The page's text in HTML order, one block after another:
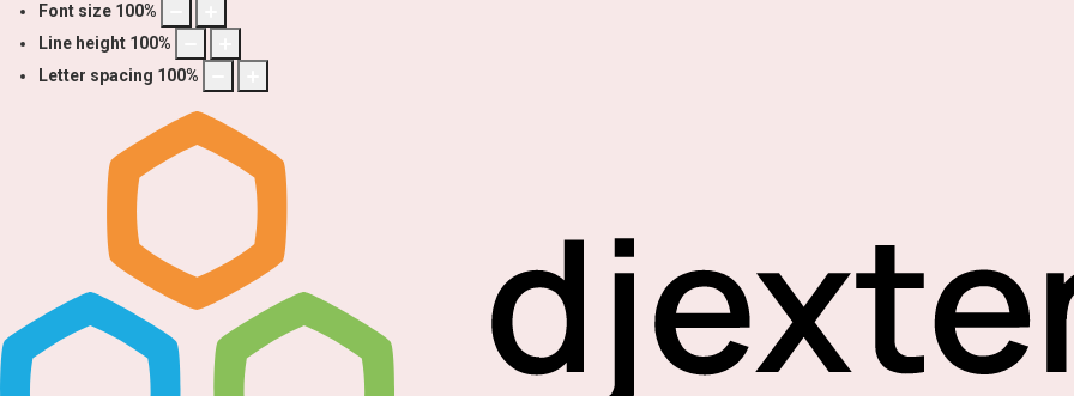
Font size 100%
Line height 100%
Letter spacing 100%